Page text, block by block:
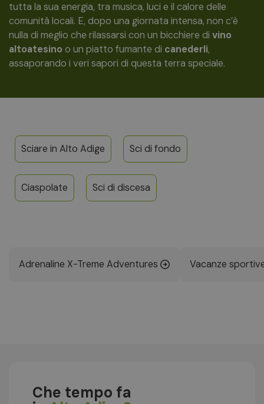
tutta la sua energia, tra musica, luci e il calore delle
comunità locali. E, dopo una giornata intensa, non c’è
nulla di meglio che rilassarsi con un bicchiere di vino
altoatesino o un piatto fumante di canederli,
assaporando i veri sapori di questa terra speciale.
Sciare in Alto Adige Sci di fondo
Ciaspolate Sci di discesa
Adrenaline X-Treme Adventures Vacanze
Che tempo fa